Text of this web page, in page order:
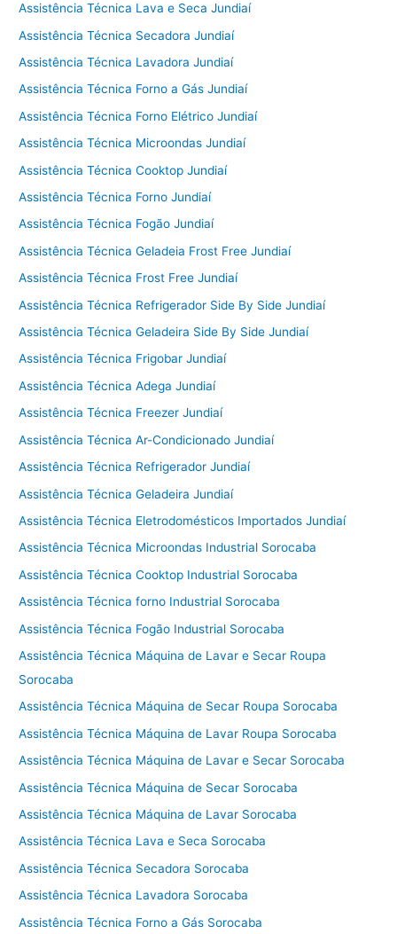
Assistência Técnica Lava e Seca Jundiaí
Assistência Técnica Secadora Jundiaí
Assistência Técnica Lavadora Jundiaí
Assistência Técnica Forno a Gás Jundiaí
Assistência Técnica Forno Elétrico Jundiaí
Assistência Técnica Microondas Jundiaí
Assistência Técnica Cooktop Jundiaí
Assistência Técnica Forno Jundiaí
Assistência Técnica Fogão Jundiaí
Assistência Técnica Geladeia Frost Free Jundiaí
Assistência Técnica Frost Free Jundiaí
Assistência Técnica Refrigerador Side By Side Jundiaí
Assistência Técnica Geladeira Side By Side Jundiaí
Assistência Técnica Frigobar Jundiaí
Assistência Técnica Adega Jundiaí
Assistência Técnica Freezer Jundiaí
Assistência Técnica Ar-Condicionado Jundiaí
Assistência Técnica Refrigerador Jundiaí
Assistência Técnica Geladeira Jundiaí
Assistência Técnica Eletrodomésticos Importados Jundiaí
Assistência Técnica Microondas Industrial Sorocaba
Assistência Técnica Cooktop Industrial Sorocaba
Assistência Técnica forno Industrial Sorocaba
Assistência Técnica Fogão Industrial Sorocaba
Assistência Técnica Máquina de Lavar e Secar Roupa
Sorocaba
Assistência Técnica Máquina de Secar Roupa Sorocaba
Assistência Técnica Máquina de Lavar Roupa Sorocaba
Assistência Técnica Máquina de Lavar e Secar Sorocaba
Assistência Técnica Máquina de Secar Sorocaba
Assistência Técnica Máquina de Lavar Sorocaba
Assistência Técnica Lava e Seca Sorocaba
Assistência Técnica Secadora Sorocaba
Assistência Técnica Lavadora Sorocaba
Assistência Técnica Forno a Gás Sorocaba